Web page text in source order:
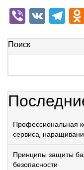
Viber
VK
Поиск
Профессиональная
сервиса,
Принципы защиты
безопасности